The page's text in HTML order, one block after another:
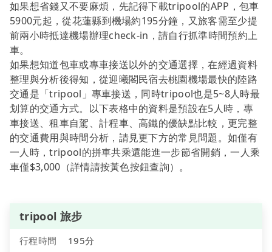
如果想省錢又不要麻煩，先記得下載tripool的APP，包車
5900元起，從花蓮縣到機場約195分鐘，又旅客需至少提
前兩小時抵達機場辦理check-in，請自行抓準時間預約上
車。
如果想知道包車或專車接送以外的交通選擇，在經過資料
整理與分析後得知，從迎曦閣民宿去桃園機場最快的陸路
交通是「tripool」專車接送，同時tripool也是5~8人時最
划算的交通方式。以下表格中的資料是預設在5人時，專
車接送、租車自駕、計程車、高鐵的優缺點比較，更完整
的交通費用與時間分析，請見更下方的常見問題。如僅有
一人時，tripool的拼車共乘還能進一步節省開銷，一人乘
車僅$3,000（詳情請按黃色按鈕查詢）。
tripool 旅步
行程時間
195分